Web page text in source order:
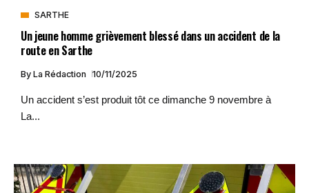
SARTHE
Un jeune homme grièvement blessé dans un accident de la
route en Sarthe
By La Rédaction 10/11/2025
Un accident s’est produit tôt ce dimanche 9 novembre à
La...